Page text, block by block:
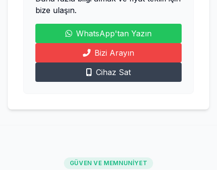
bize ulaşın.
WhatsApp'tan Yazın
Bizi Arayın
Cihaz Sat
GÜVEN VE MEMNUNIYET